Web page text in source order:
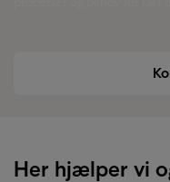
Her hjælper vi